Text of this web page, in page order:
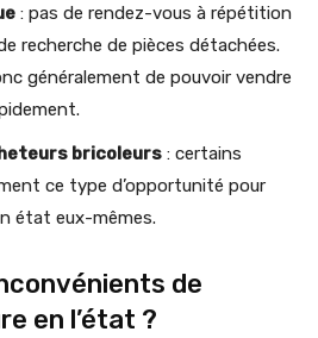
: pas de rendez-vous à répétition
recherche de pièces détachées.
généralement de pouvoir vendre
bricoleurs : certains
ce type d’opportunité pour
état eux-mêmes.
de
en l’état ?